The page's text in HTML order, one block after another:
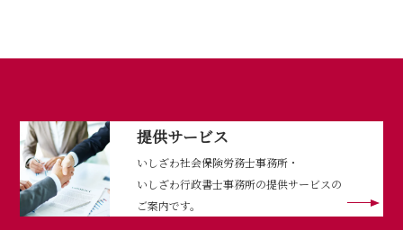
提供サービス
いしざわ社会保険労務士事務所・
いしざわ行政書士事務所の提供サービスの
ご案内です。